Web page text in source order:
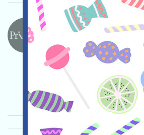
PrismaxAI-Points 语言
PrismaxAI正在進行積分活
钱包，獲得1000積分，每
得更多積分，奪取預期的空投
关联:
收录时间:
重要程度:★★☆2.5